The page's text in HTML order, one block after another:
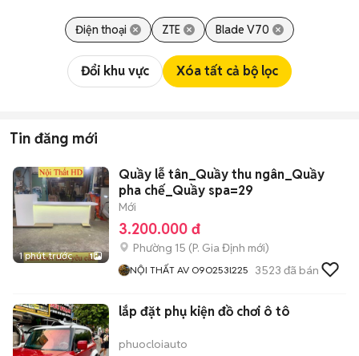
Điện thoại ZTE Blade V70
Đổi khu vực Xóa tất cả bộ lọc
Tin đăng mới
1 phút trước 1
Quầy lễ tân_Quầy thu ngân_Quầy
pha chế_Quầy spa=29
Mới
3.200.000 đ
Phường 15 (P. Gia Định mới)
NỘI THẤT AV O9O253l225 3523 đã bán
lắp đặt phụ kiện đồ chơi ô tô
phuocloiauto